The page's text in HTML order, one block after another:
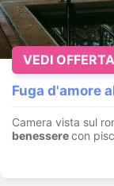
Fuga d'amore
Camera vista sul
benesserecon
VEDI OFFERTA